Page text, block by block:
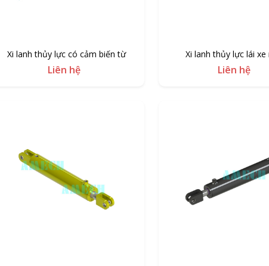
Xi lanh thủy lực có cảm biến từ
Liên hệ
Xi lanh thủy lực lái xe
Liên hệ